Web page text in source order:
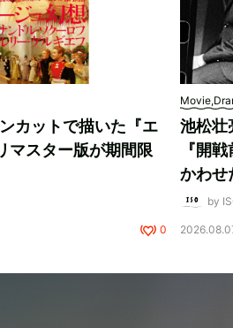
カットで描いた『エ
マスター版が期間限
0
池松壮
『開
かわせ
by